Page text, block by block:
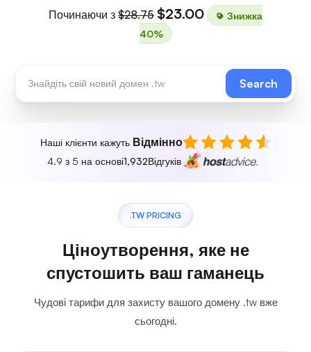
Починаючи з $28.75 $23.00
Знижка
40%
Search
Наші клієнти кажуть Відмінно
4.9 з 5 на основі1,932Відгуків
.TW PRICING
Ціноутворення, яке не
спустошить ваш гаманець
Чудові тарифи для захисту вашого домену .tw вже
сьогодні.